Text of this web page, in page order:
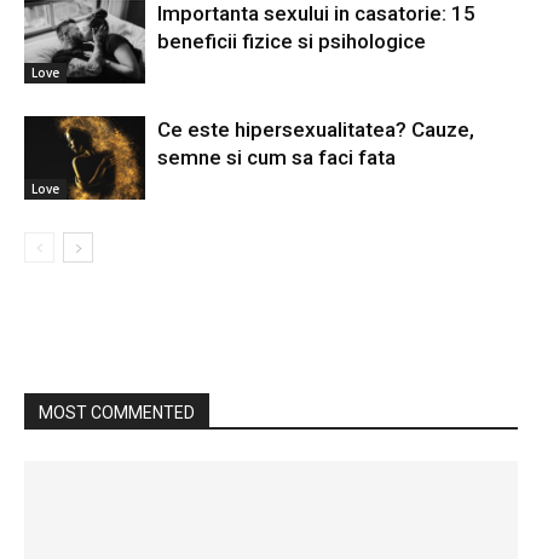
Love
Importanta sexului in casatorie: 15
beneficii fizice si psihologice
Love
Ce este hipersexualitatea? Cauze,
semne si cum sa faci fata
MOST COMMENTED